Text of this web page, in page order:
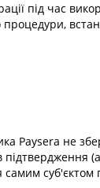
під час
Paysera не
самим